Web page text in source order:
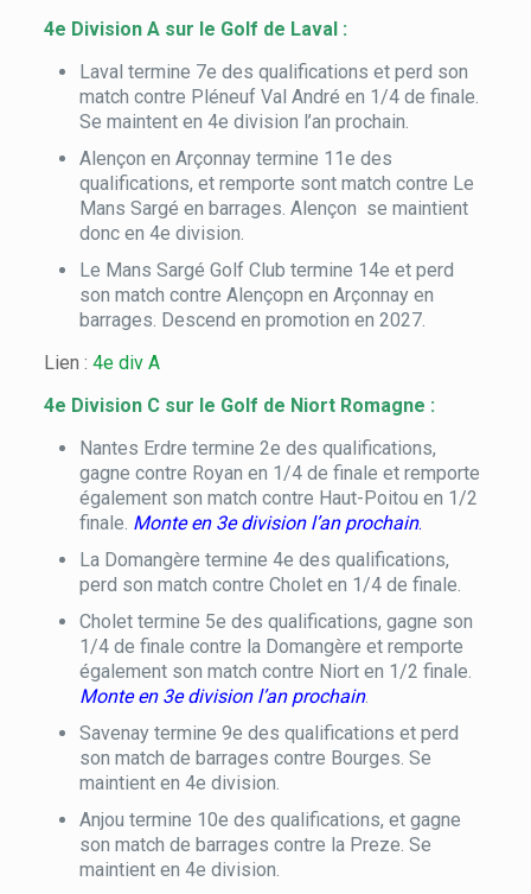
4e Division A sur le Golf de Laval :
Laval termine 7e des qualifications et perd son
match contre Pléneuf Val André en 1/4 de finale.
Se maintent en 4e division l’an prochain.
Alençon en Arçonnay termine 11e des
qualifications, et remporte sont match contre Le
Mans Sargé en barrages. Alençon se maintient
donc en 4e division.
Le Mans Sargé Golf Club termine 14e et perd
son match contre Alençopn en Arçonnay en
barrages. Descend en promotion en 2027.
Lien :4e div A
4e Division C sur le Golf de Niort Romagne :
Nantes Erdre termine 2e des qualifications,
gagne contre Royan en 1/4 de finale et remporte
également son match contre Haut-Poitou en 1/2
finale. Monte en 3e division l’an prochain.
La Domangère termine 4e des qualifications,
perd son match contre Cholet en 1/4 de finale.
Cholet termine 5e des qualifications, gagne son
1/4 de finale contre la Domangère et remporte
également son match contre Niort en 1/2 finale.
Monte en 3e division l’an prochain.
Savenay termine 9e des qualifications et perd
son match de barrages contre Bourges. Se
maintient en 4e division.
Anjou termine 10e des qualifications, et gagne
son match de barrages contre la Preze. Se
maintient en 4e division.